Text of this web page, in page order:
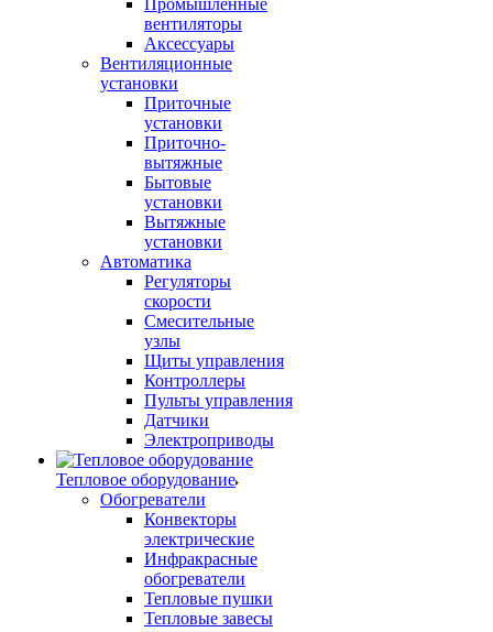
Промышленные
вентиляторы
Аксессуары
Вентиляционные
установки
Приточные
установки
Приточно-
вытяжные
Бытовые
установки
Вытяжные
установки
Автоматика
Регуляторы
скорости
Смесительные
узлы
Щиты управления
Контроллеры
Пульты управления
Датчики
Электроприводы
Тепловое оборудование
Обогреватели
Конвекторы
электрические
Инфракрасные
обогреватели
Тепловые пушки
Тепловые завесы